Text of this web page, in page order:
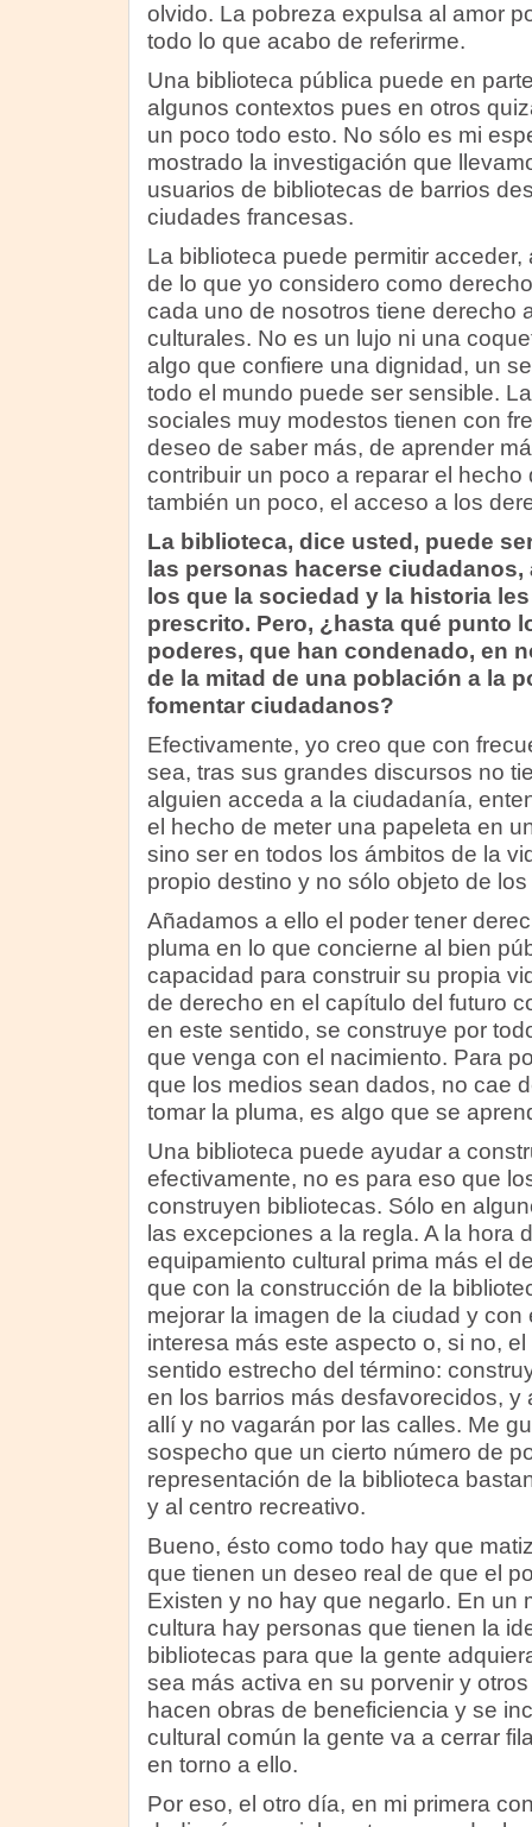
olvido. La pobreza expulsa al amor
todo lo que acabo de referirme.
Una biblioteca pública puede en
algunos contextos pues en otros
un poco todo esto. No sólo es mi
mostrado la investigación que
usuarios de bibliotecas de barrios
ciudades francesas.
La biblioteca puede permitir
de lo que yo considero como
cada uno de nosotros tiene derecho
culturales. No es un lujo ni una
algo que confiere una dignidad, un
todo el mundo puede ser sensible.
sociales muy modestos tienen con
deseo de saber más, de aprender
contribuir un poco a reparar el hecho
también un poco, el acceso a los
La biblioteca, dice usted, puede
las personas hacerse
los que la sociedad y la historia
prescrito. Pero, ¿hasta qué punto
poderes, que han condenado, en
de la mitad de una población a la
fomentar ciudadanos?
Efectivamente, yo creo que con
sea, tras sus grandes discursos no
alguien acceda a la ciudadanía,
el hecho de meter una papeleta en
sino ser en todos los ámbitos de la
propio destino y no sólo objeto de
Añadamos a ello el poder tener
pluma en lo que concierne al bien
capacidad para construir su propia
de derecho en el capítulo del futuro
en este sentido, se construye por
que venga con el nacimiento. Para
que los medios sean dados, no cae
tomar la pluma, es algo que se
Una biblioteca puede ayudar a
efectivamente, no es para eso que
construyen bibliotecas. Sólo en
las excepciones a la regla. A la hora
equipamiento cultural prima más el
que con la construcción de la
mejorar la imagen de la ciudad y
interesa más este aspecto o, si no,
sentido estrecho del término:
en los barrios más desfavorecidos, y
allí y no vagarán por las calles. Me
sospecho que un cierto número de
representación de la biblioteca
y al centro recreativo.
Bueno, ésto como todo hay que
que tienen un deseo real de que el
Existen y no hay que negarlo. En un
cultura hay personas que tienen la
bibliotecas para que la gente
sea más activa en su porvenir y
hacen obras de beneficiencia y se
cultural común la gente va a cerrar
en torno a ello.
Por eso, el otro día, en mi primera